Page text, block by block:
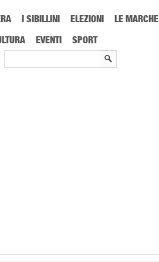
I SIBILLINI ELEZIONI
LE MARCHE
EVENTI SPORT